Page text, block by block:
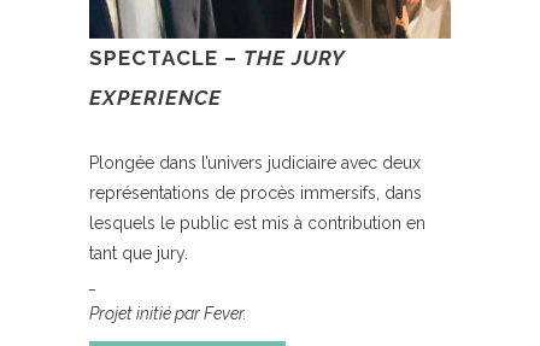
SPECTACLE – THE JURY
EXPERIENCE
Plongée dans l’univers judiciaire avec deux
représentations de procès immersifs, dans
lesquels le public est mis à contribution en
tant que jury.
Projet initié par Fever.